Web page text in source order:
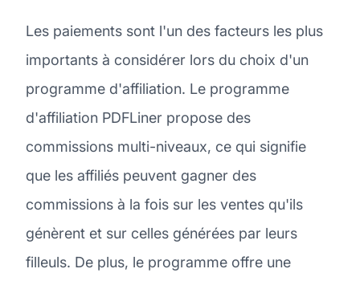
Les paiements sont l'un des facteurs les plus
importants à considérer lors du choix d'un
programme d'affiliation. Le programme
d'affiliation PDFLiner propose des
commissions multi-niveaux, ce qui signifie
que les affiliés peuvent gagner des
commissions à la fois sur les ventes qu'ils
génèrent et sur celles générées par leurs
filleuls. De plus, le programme offre une